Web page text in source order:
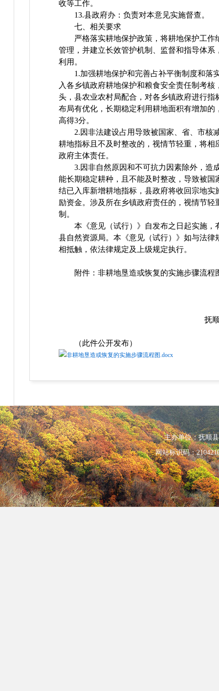
收等工作。
13.县政府办：负责对本意见实施督查。
七、相关要求
严格落实耕地保护政策，将耕地保护工作
管理，并建立长效管护机制、监督和指导体系
利用。
1.加强耕地保护和完善占补平衡制度和落
入各乡镇政府耕地保护和粮食安全责任制考核
头，县农业农村局配合，对各乡镇政府进行指
布局有优化，长期稳定利用耕地面积有增加的
高得3分。
2.因非法建设占用导致被国家、省、市核
耕地指标且不及时整改的，视情节轻重，将相
政府主体责任。
3.因非自然原因和不可抗力因素除外，造
能长期稳定耕种，且不能及时整改，导致被国
结已入库新增耕地指标，县政府将收回宗地实
励资金。涉及所在乡镇政府责任的，视情节轻
制。
本《意见（试行）》自发布之日起实施，
县自然资源局。本《意见（试行）》如与法律
相抵触，依法律规定及上级规定执行。
附件：非耕地垦造或恢复的实施步骤流程
抚顺县人
（此件公开发布）
非耕地垦造或恢复的实施步骤流程图.docx
主办单位：抚顺
网站标识码：